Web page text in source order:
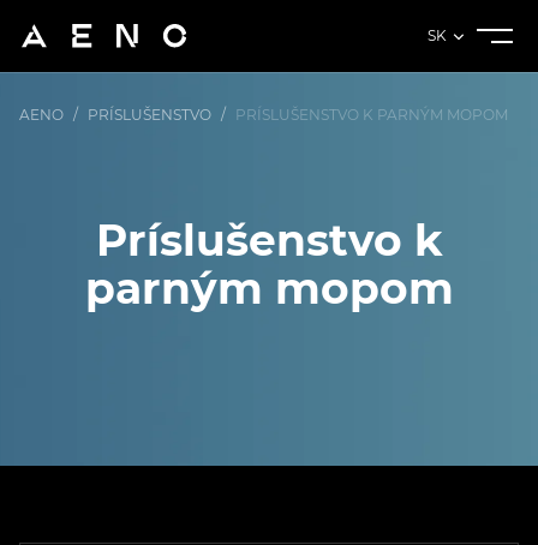
SK
AENO / PRÍSLUŠENSTVO / PRÍSLUŠENSTVO K PARNÝM MOPOM
Príslušenstvo k
parným mopom